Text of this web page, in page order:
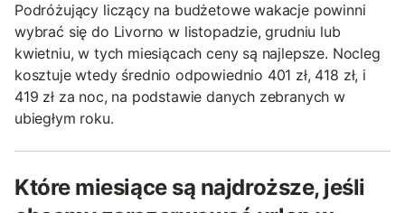
Podróżujący liczący na budżetowe wakacje powinni
wybrać się do Livorno w listopadzie, grudniu lub
kwietniu, w tych miesiącach ceny są najlepsze. Nocleg
kosztuje wtedy średnio odpowiednio 401 zł, 418 zł, i
419 zł za noc, na podstawie danych zebranych w
ubiegłym roku.
Które miesiące są najdroższe, jeśli